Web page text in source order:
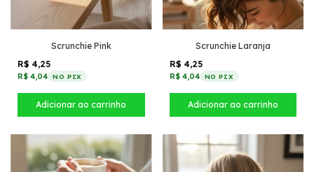
Scrunchie Pink
R$ 4,25
R$ 4,04 NO PIX
Scrunchie Laranja
R$ 4,25
R$ 4,04 NO PIX